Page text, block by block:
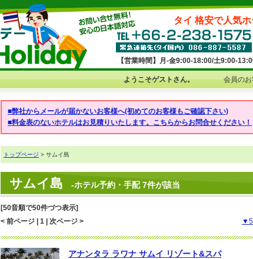
タイ 格安で人気
【営業時間】月-金9:00-18:00/土9:00-
ようこそゲストさん。 会員の
■弊社からメールが届かないお客様へ(初めてのお客様もご確認下さい)
■料金表のないホテルはお見積りいたします。こちらからお問合せください！
トップページ > サムイ島
サムイ島 -ホテル予約・手配 7件が該当
[50音順で50件づつ表示]
< 前ページ | 1 | 次ページ >
アナンタラ ラワナ サムイ リゾート&スパ